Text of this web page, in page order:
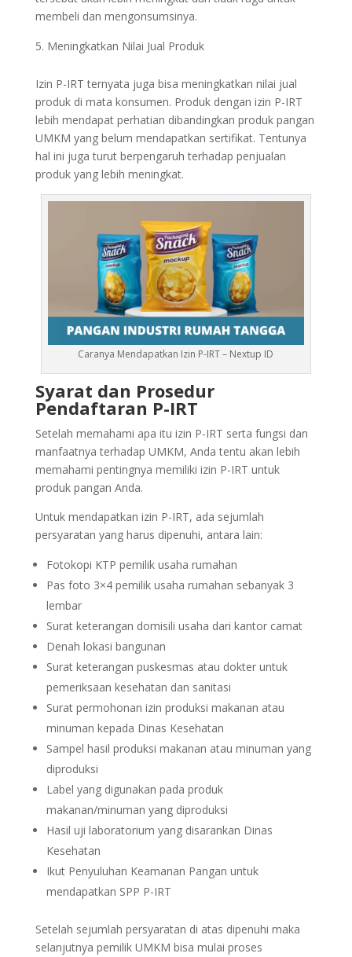
membeli dan mengonsumsinya.
Meningkatkan Nilai Jual Produk
Izin P-IRT ternyata juga bisa meningkatkan nilai jual
produk di mata konsumen. Produk dengan izin P-IRT
lebih mendapat perhatian dibandingkan produk pangan
UMKM yang belum mendapatkan sertifikat. Tentunya
hal ini juga turut berpengaruh terhadap penjualan
produk yang lebih meningkat.
Caranya Mendapatkan Izin P-IRT – Nextup ID
Syarat dan Prosedur
Pendaftaran P-IRT
Setelah memahami apa itu izin P-IRT serta fungsi dan
manfaatnya terhadap UMKM, Anda tentu akan lebih
memahami pentingnya memiliki izin P-IRT untuk
produk pangan Anda.
Untuk mendapatkan izin P-IRT, ada sejumlah
persyaratan yang harus dipenuhi, antara lain:
Fotokopi KTP pemilik usaha rumahan
Pas foto 3×4 pemilik usaha rumahan sebanyak 3
lembar
Surat keterangan domisili usaha dari kantor camat
Denah lokasi bangunan
Surat keterangan puskesmas atau dokter untuk
pemeriksaan kesehatan dan sanitasi
Surat permohonan izin produksi makanan atau
minuman kepada Dinas Kesehatan
Sampel hasil produksi makanan atau minuman yang
diproduksi
Label yang digunakan pada produk
makanan/minuman yang diproduksi
Hasil uji laboratorium yang disarankan Dinas
Kesehatan
Ikut Penyuluhan Keamanan Pangan untuk
mendapatkan SPP P-IRT
Setelah sejumlah persyaratan di atas dipenuhi maka
selanjutnya pemilik UMKM bisa mulai proses